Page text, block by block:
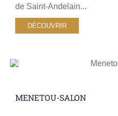
de Saint-Andelain...
DÉCOUVRIR
MENETOU-SALON